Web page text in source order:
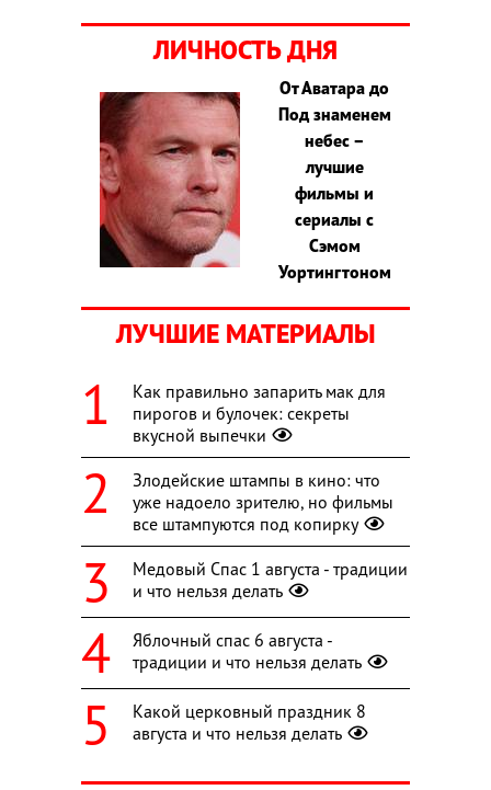
ЛИЧНОСТЬ ДНЯ
От Аватара до
Под знаменем
небес –
лучшие
фильмы и
сериалы с
Сэмом
Уортингтоном
ЛУЧШИЕ МАТЕРИАЛЫ
Как правильно запарить мак для
пирогов и булочек: секреты
вкусной выпечки
Злодейские штампы в кино: что
уже надоело зрителю, но фильмы
все штампуются под копирку
Медовый Спас 1 августа - традиции
и что нельзя делать
Яблочный спас 6 августа -
традиции и что нельзя делать
Какой церковный праздник 8
августа и что нельзя делать